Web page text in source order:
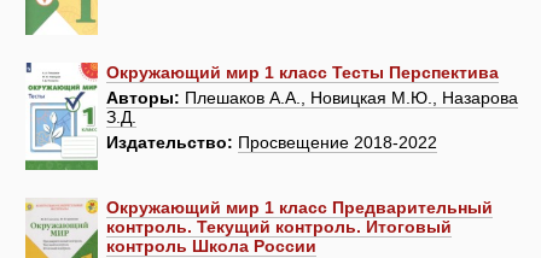
Окружающий мир 1 класс Тесты Перспектива
Авторы: Плешаков А.А., Новицкая М.Ю., Назарова
З.Д.
Издательство: Просвещение 2018-2022
Окружающий мир 1 класс Предварительный
контроль. Текущий контроль. Итоговый
контроль Школа России